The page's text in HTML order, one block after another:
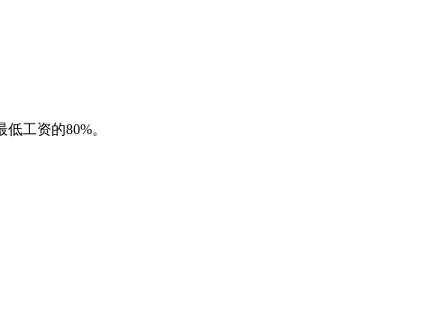
工资的80%。